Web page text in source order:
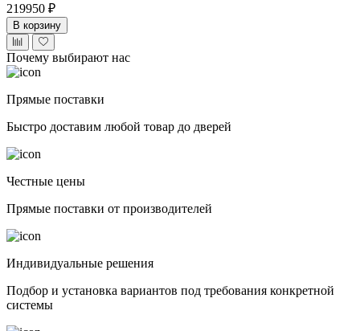
219950 ₽
В корзину
Почему выбирают нас
Прямые поставки
Быстро доставим любой товар до дверей
Честные цены
Прямые поставки от производителей
Индивидуальные решения
Подбор и установка вариантов под требования конкретной
системы